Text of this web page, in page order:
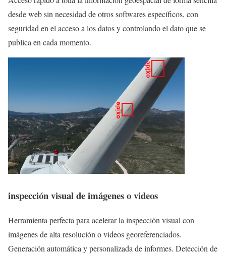
desde web sin necesidad de otros softwares específicos, con
seguridad en el acceso a los datos y controlando el dato que se
publica en cada momento.
inspección visual de imágenes o videos
Herramienta perfecta para acelerar la inspección visual con
imágenes de alta resolución o videos georeferenciados.
Generación automática y personalizada de informes. Detección de